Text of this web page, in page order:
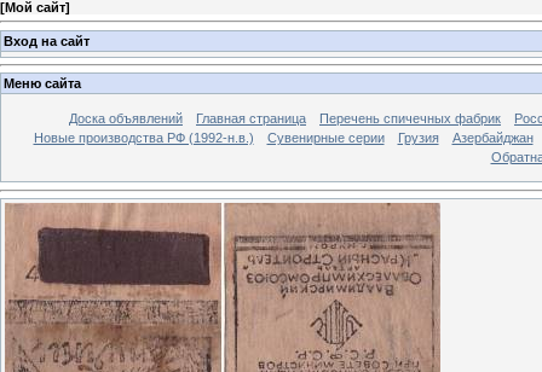
[Мой сайт]
Вход на сайт
Меню сайта
Доска объявлений Главная страница Перечень спичечных фабрик
Новые производства РФ (1992-н.в.)
Сувенирные серии Грузия
Азербайджан